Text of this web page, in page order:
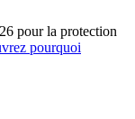
pour la protection
pourquoi